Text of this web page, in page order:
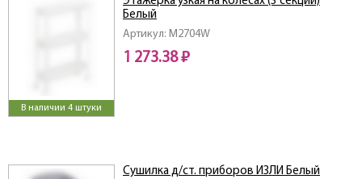
В наличии 4 штуки
Артикул: M2704W
Белый
1 273.38 ₽
Сушилка д/ст. приборов ИЗЛИ Белый